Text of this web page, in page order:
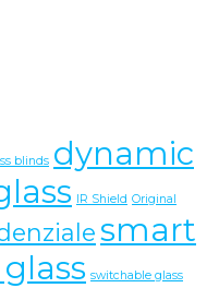
blinds dynamic
IR Shield Original
smart
switchable glass